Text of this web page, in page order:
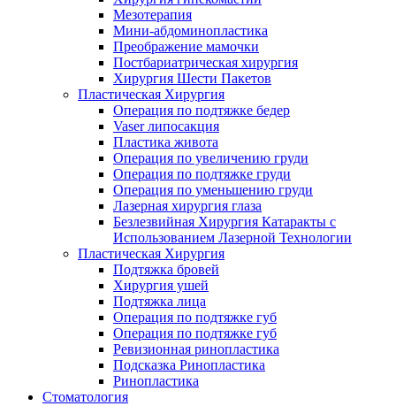
Мезотерапия
Мини-абдоминопластика
Преображение мамочки
Постбариатрическая хирургия
Хирургия Шести Пакетов
Пластическая Хирургия
Операция по подтяжке бедер
Vaser липосакция
Пластика живота
Операция по увеличению груди
Операция по подтяжке груди
Операция по уменьшению груди
Лазерная хирургия глаза
Безлезвийная Хирургия Катаракты с
Использованием Лазерной Технологии
Пластическая Хирургия
Подтяжка бровей
Хирургия ушей
Подтяжка лица
Операция по подтяжке губ
Операция по подтяжке губ
Ревизионная ринопластика
Подсказка Ринопластика
Ринопластика
Стоматология